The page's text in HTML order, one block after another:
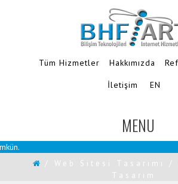
Tüm Hizmetler Hakkımızda
İletişim
EN
MENU
/ Web Sitesi Tasarımı /
Tasarım